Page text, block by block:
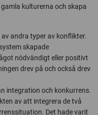
kulturerna och skapa
andra typer av konflikter.
skapade
nödvändigt eller positivt
drev på och också drev
integration och konkurrens.
av att integrera de två
Det hade varit